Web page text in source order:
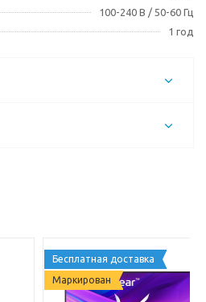
100-240 В / 50-60 Гц
1 год
Бесплатная доставка
Маркирован